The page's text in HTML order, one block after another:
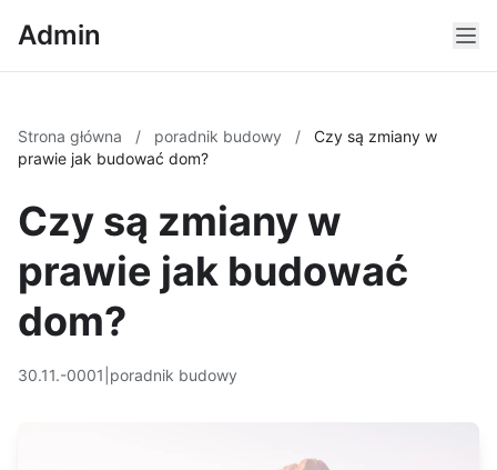
Admin
Strona główna / poradnik budowy /
Czy są zmiany w
prawie jak budować dom?
Czy są zmiany w
prawie jak budować
dom?
30.11.-0001 poradnik budowy